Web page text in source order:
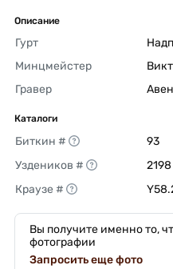
Описание
Гурт
Минцмейстер
Гравер
Каталоги
Биткин #
93
Уздеников #
2198
Краузе #
Вы получите именно то,
фотографии
Запросить еще фото